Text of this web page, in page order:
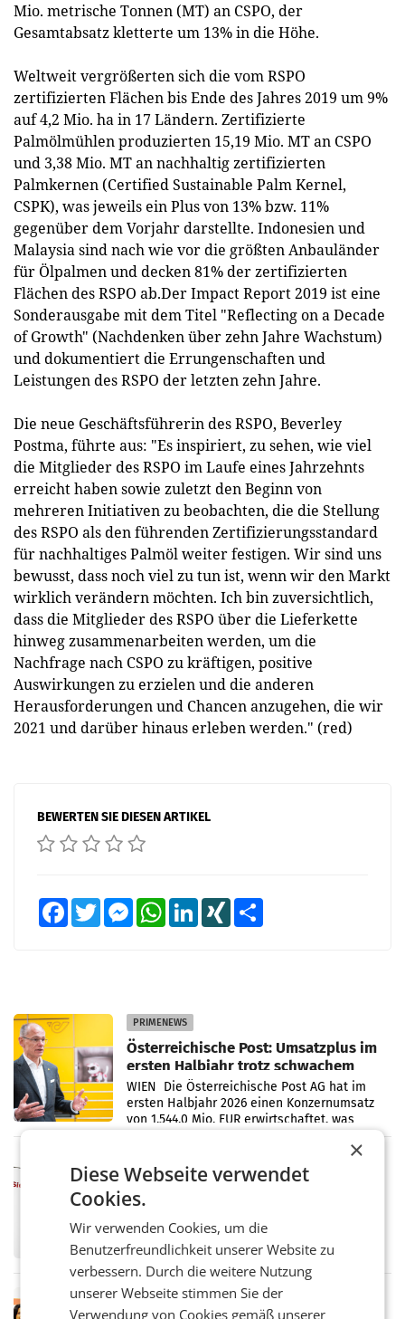
Mio. metrische Tonnen (MT) an CSPO, der
Gesamtabsatz kletterte um 13% in die Höhe.
Weltweit vergrößerten sich die vom RSPO
zertifizierten Flächen bis Ende des Jahres 2019 um 9%
auf 4,2 Mio. ha in 17 Ländern. Zertifizierte
Palmölmühlen produzierten 15,19 Mio. MT an CSPO
und 3,38 Mio. MT an nachhaltig zertifizierten
Palmkernen (Certified Sustainable Palm Kernel,
CSPK), was jeweils ein Plus von 13% bzw. 11%
gegenüber dem Vorjahr darstellte. Indonesien und
Malaysia sind nach wie vor die größten Anbauländer
für Ölpalmen und decken 81% der zertifizierten
Flächen des RSPO ab.Der Impact Report 2019 ist eine
Sonderausgabe mit dem Titel "Reflecting on a Decade
of Growth" (Nachdenken über zehn Jahre Wachstum)
und dokumentiert die Errungenschaften und
Leistungen des RSPO der letzten zehn Jahre.
Die neue Geschäftsführerin des RSPO, Beverley
Postma, führte aus: "Es inspiriert, zu sehen, wie viel
die Mitglieder des RSPO im Laufe eines Jahrzehnts
erreicht haben sowie zuletzt den Beginn von
mehreren Initiativen zu beobachten, die die Stellung
des RSPO als den führenden Zertifizierungsstandard
für nachhaltiges Palmöl weiter festigen. Wir sind uns
bewusst, dass noch viel zu tun ist, wenn wir den Markt
wirklich verändern möchten. Ich bin zuversichtlich,
dass die Mitglieder des RSPO über die Lieferkette
hinweg zusammenarbeiten werden, um die
Nachfrage nach CSPO zu kräftigen, positive
Auswirkungen zu erzielen und die anderen
Herausforderungen und Chancen anzugehen, die wir
2021 und darüber hinaus erleben werden." (red)
BEWERTEN SIE DIESEN ARTIKEL
FacebookTwitter MessengerWhatsAppLinkedInXING
PRIMENEWS
Österreichische Post: Umsatzplus im
ersten Halbjahr trotz schwachem
Briefgeschäft
WIEN Die Österreichische Post AG hat im
ersten Halbjahr 2026 einen Konzernumsatz
von 1.544,0 Mio. EUR erwirtschaftet, was
ProSiebenSat.1 spart und macht
überraschend viel Gewinn
Fernsehkonzern ProSiebenSat.1 hat im
Frühjahr dank Kostensenkungen operativ
wieder Gewinn gemacht und die
Markterwartung deutlich übertroffen.
RETAIL
×
Diese Webseite verwendet
Cookies.
Wir verwenden Cookies, um die
Benutzerfreundlichkeit unserer Website zu
verbessern. Durch die weitere Nutzung
unserer Webseite stimmen Sie der
Verwendung von Cookies gemäß unserer